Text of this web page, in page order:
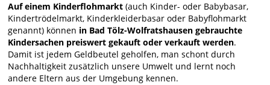
Auf einem Kinderflohmarkt (auch Kinder- oder Babybasar,
Kindertrödelmarkt, Kinderkleiderbasar oder Babyflohmarkt
genannt) können in Bad Tölz-Wolfratshausen gebrauchte
Kindersachen preiswert gekauft oder verkauft werden.
Damit ist jedem Geldbeutel geholfen, man schont durch
Nachhaltigkeit zusätzlich unsere Umwelt und lernt noch
andere Eltern aus der Umgebung kennen.